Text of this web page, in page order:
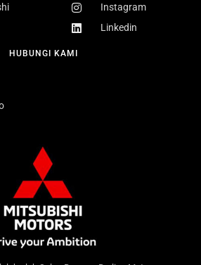
HUBUNGI KAMI
Instagram
Linkedin